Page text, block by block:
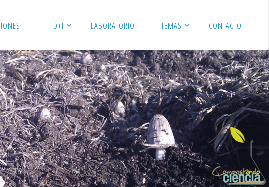
I+D+I LABORATORIO TEMAS CONTACTO